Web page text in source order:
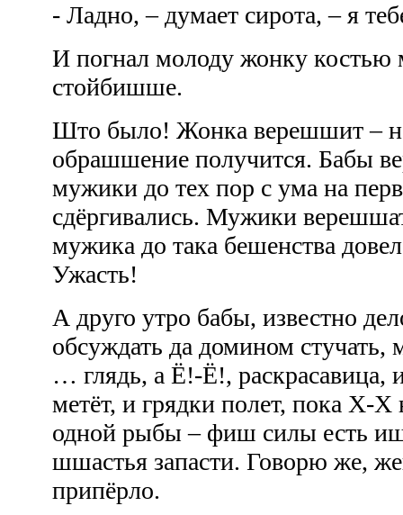
- Ладно, – думает сирота, – я
И погнал молоду жонку костью
стойбишше.
Што было! Жонка верешшит –
обрашшение получится. Бабы
мужики до тех пор с ума на
сдёргивались. Мужики
мужика до така бешенства
Ужасть!
А друго утро бабы, известно
обсуждать да домином стучать,
… глядь, а Ё!-Ё!,
метёт, и грядки полет, пока Х-Х
одной рыбы – фиш силы есть
шшастья запасти. Говорю же,
припёрло.